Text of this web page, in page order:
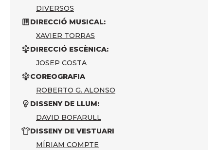
DIVERSOS
DIRECCIÓ MUSICAL:
XAVIER TORRAS
DIRECCIÓ ESCÈNICA:
JOSEP COSTA
COREOGRAFIA
ROBERTO G. ALONSO
DISSENY DE LLUM:
DAVID BOFARULL
DISSENY DE VESTUARI
MÍRIAM COMPTE